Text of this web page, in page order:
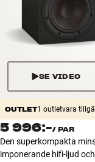
Tillbehör
MÄRKEN
SE VIDEO
OUTLET1 outletvara
5 996:-/ PAR
Den superkompakta
imponerande hifi-ljud